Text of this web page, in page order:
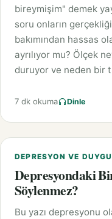
bireymişim" demek
soru onların
bakımından hassas
ayrılıyor mu? Ölçek
duruyor ve neden bir
7 dk okuma Dinle
DEPRESYON VE
Depresyondaki
Söylenmez?
Bu yazı depresyonu